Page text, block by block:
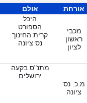
אורחת
אולם
מכבי
ראשון
לציון
היכל
הספורט
קרית החינוך
נס ציונה
מ.כ. נס
ציונה
מתנ"ס בקעה
ירושלים